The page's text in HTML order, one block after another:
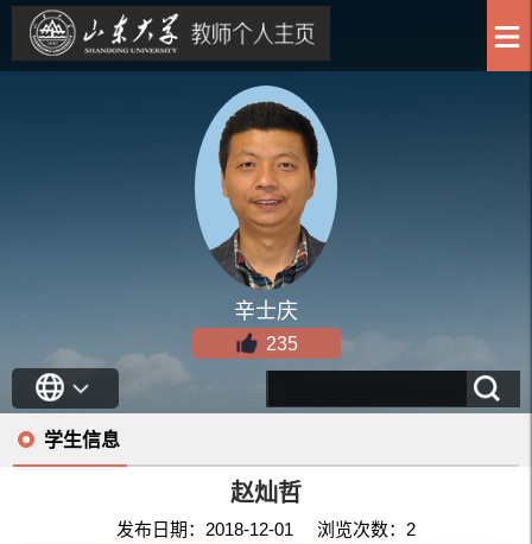
辛士庆
235
学生信息
赵灿哲
发布日期：2018-12-01 浏览次数： 2